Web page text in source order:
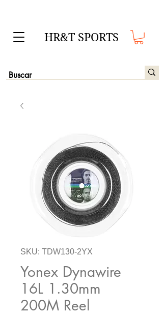
HR&T SPORTS
SKU: TDW130-2YX
Yonex Dynawire
16L 1.30mm
200M Reel